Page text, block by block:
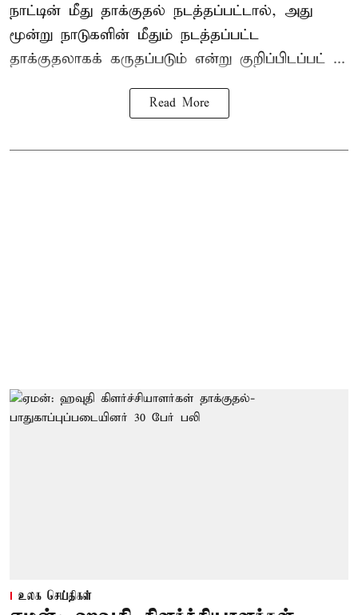
நாட்டின் மீது தாக்குதல் நடத்தப்பட்டால், அது
மூன்று நாடுகளின் மீதும் நடத்தப்பட்ட
தாக்குதலாகக் கருதப்படும் என்று குறிப்பிடப்பட் ...
Read More
உலக செய்திகள்